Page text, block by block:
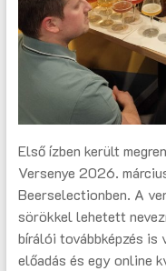
Első ízben került
Versenye 2026.
Beerselectionben. A
sörökkel lehetett
bírálói továbbképzés
előadás és egy online